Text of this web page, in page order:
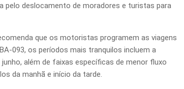
pelo deslocamento de moradores e turistas para
que os motoristas programem as viagens
093, os períodos mais tranquilos incluem a
além de faixas específicas de menor fluxo
da manhã e início da tarde.